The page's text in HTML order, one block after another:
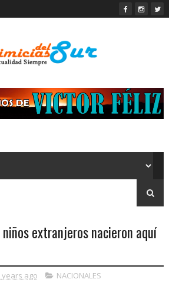
niños extranjeros nacieron aquí
years ago NACIONALES